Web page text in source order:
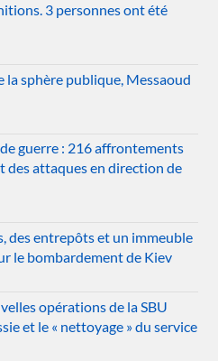
3 personnes ont été
la sphère publique, Messaoud
guerre : 216 affrontements
des attaques en direction de
des entrepôts et un immeuble
le bombardement de Kiev
opérations de la SBU
et le « nettoyage » du service